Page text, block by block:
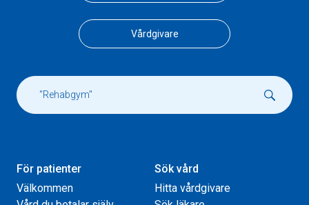
Vårdgivare
För patienter
Välkommen
Sök vård
Hitta vårdgivare